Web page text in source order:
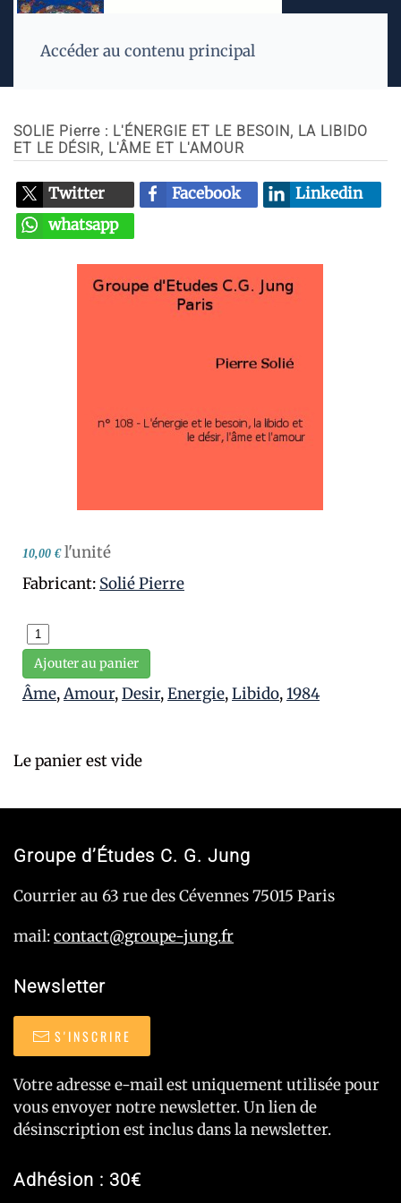
Accéder au contenu principal
SOLIE Pierre : L'ÉNERGIE ET LE BESOIN, LA LIBIDO
ET LE DÉSIR, L'ÂME ET L'AMOUR
Twitter Facebook
Linkedin
whatsapp
10,00 € l'unité
Fabricant: Solié Pierre
Ajouter au panier
Âme,Amour,Desir,Energie,Libido,1984
Le panier est vide
Groupe d’Études C. G. Jung
Courrier au 63 rue des Cévennes 75015 Paris
mail:contact@groupe-jung.fr
Newsletter
S'INSCRIRE
Votre adresse e-mail est uniquement utilisée pour
vous envoyer notre newsletter. Un lien de
désinscription est inclus dans la newsletter.
Adhésion : 30€